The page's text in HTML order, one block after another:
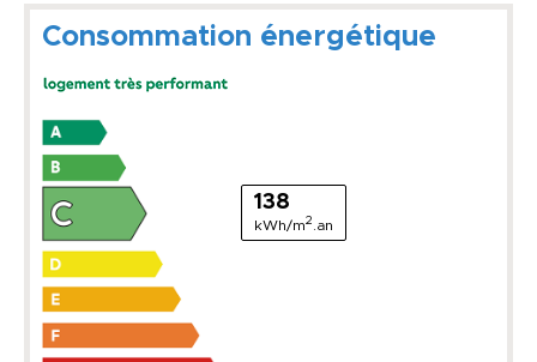
Consommation énergétique
138
kWh/m2 .an